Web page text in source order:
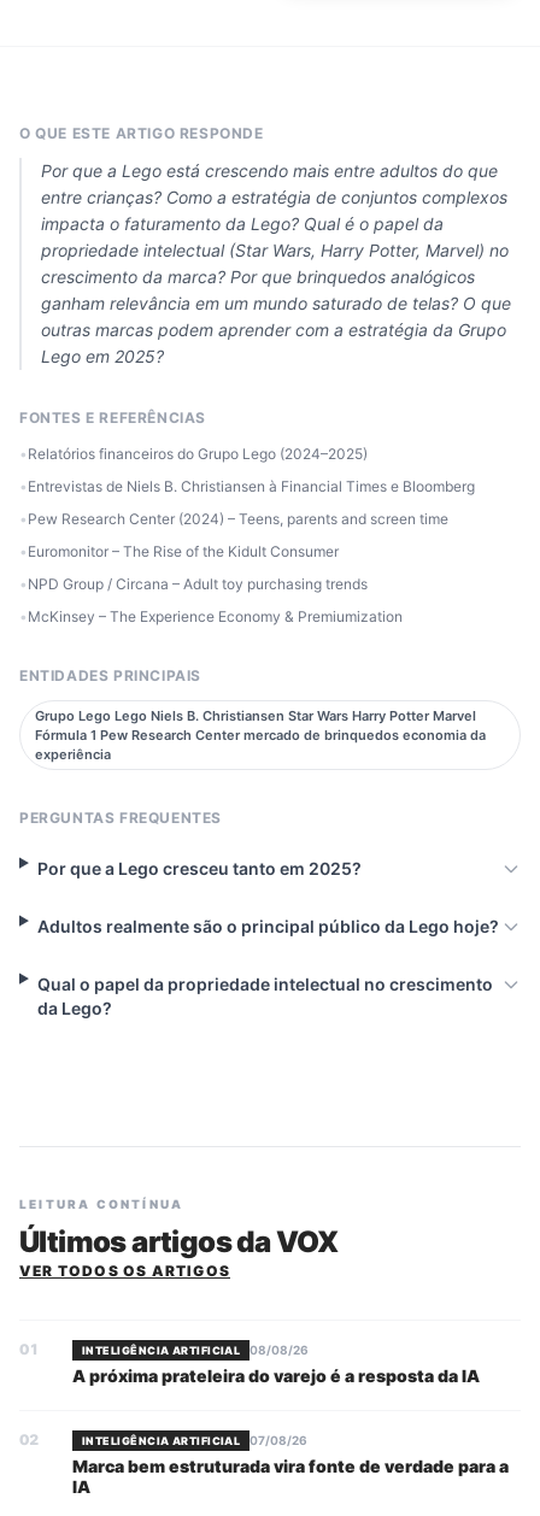
O QUE ESTE ARTIGO RESPONDE
Por que a Lego está crescendo mais entre adultos do que
entre crianças? Como a estratégia de conjuntos complexos
impacta o faturamento da Lego? Qual é o papel da
propriedade intelectual (Star Wars, Harry Potter, Marvel) no
crescimento da marca? Por que brinquedos analógicos
ganham relevância em um mundo saturado de telas? O que
outras marcas podem aprender com a estratégia da Grupo
Lego em 2025?
FONTES E REFERÊNCIAS
• Relatórios financeiros do Grupo Lego (2024–2025)
• Entrevistas de Niels B. Christiansen à Financial Times e Bloomberg
• Pew Research Center (2024) – Teens, parents and screen time
• Euromonitor – The Rise of the Kidult Consumer
• NPD Group / Circana – Adult toy purchasing trends
• McKinsey – The Experience Economy & Premiumization
ENTIDADES PRINCIPAIS
Grupo Lego Lego Niels B. Christiansen Star Wars Harry Potter Marvel
Fórmula 1 Pew Research Center mercado de brinquedos economia da
experiência
PERGUNTAS FREQUENTES
Por que a Lego cresceu tanto em 2025?
Adultos realmente são o principal público da Lego hoje?
Qual o papel da propriedade intelectual no crescimento
da Lego?
LEITURA CONTÍNUA
Últimos artigos da VOX
VER TODOS OS ARTIGOS
01 INTELIGÊNCIA ARTIFICIAL 08/08/26
A próxima prateleira do varejo é a resposta da IA
02 INTELIGÊNCIA ARTIFICIAL 07/08/26
Marca bem estruturada vira fonte de verdade para a
IA